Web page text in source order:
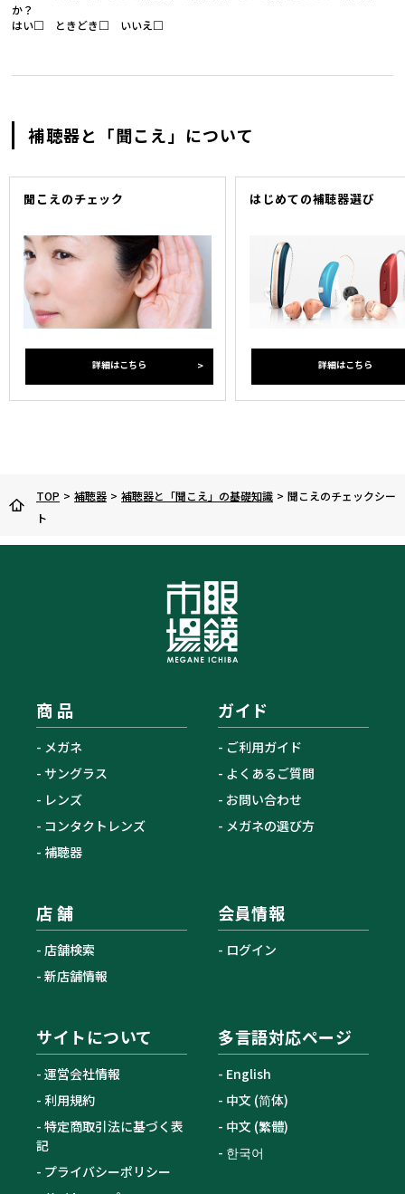
か？
はい□ ときどき□ いいえ□
補聴器と「聞こえ」について
聞こえのチェック
詳細はこちら
はじめての補聴器選び
詳細はこちら
TOP > 補聴器 > 補聴器と「聞こえ」の基礎知識 > 聞こえのチェックシー
ト
商 品
メガネ
サングラス
レンズ
コンタクトレンズ
補聴器
ガイド
ご利用ガイド
よくあるご質問
お問い合わせ
メガネの選び方
店 舗
店舗検索
新店舗情報
会員情報
ログイン
サイトについて
運営会社情報
利用規約
特定商取引法に基づく表
記
プライバシーポリシー
多言語対応ページ
English
中文 (简体)
中文 (繁體)
한국어